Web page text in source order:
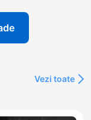
Vezi toate